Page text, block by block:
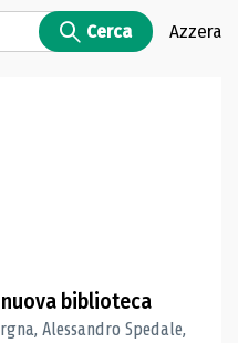
Cerca Azzera
biblioteca
Alessandro Spedale,